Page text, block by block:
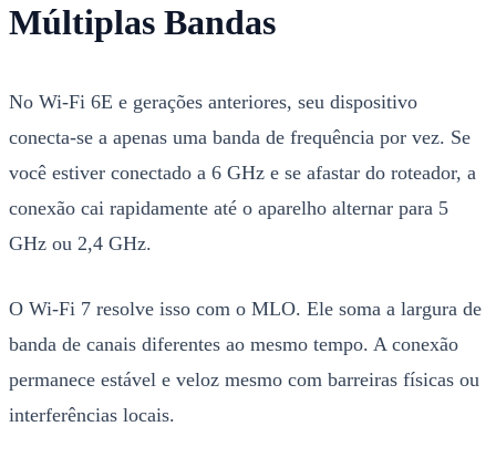
Múltiplas Bandas
No Wi-Fi 6E e gerações anteriores, seu dispositivo
conecta-se a apenas uma banda de frequência por vez. Se
você estiver conectado a 6 GHz e se afastar do roteador, a
conexão cai rapidamente até o aparelho alternar para 5
GHz ou 2,4 GHz.
O Wi-Fi 7 resolve isso com o MLO. Ele soma a largura de
banda de canais diferentes ao mesmo tempo. A conexão
permanece estável e veloz mesmo com barreiras físicas ou
interferências locais.